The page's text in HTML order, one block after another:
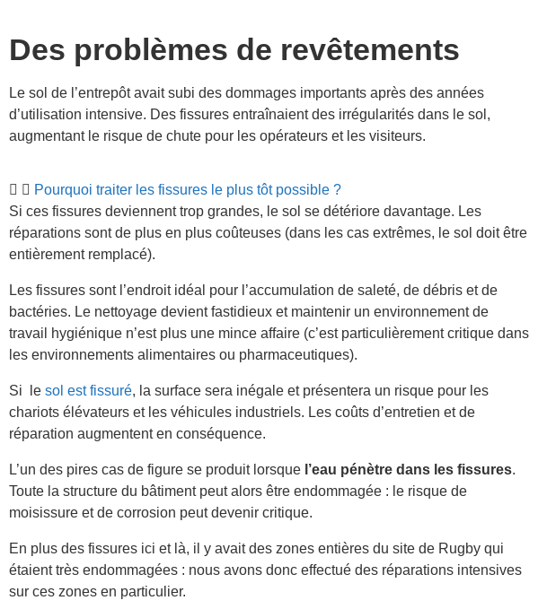
Des problèmes de revêtements​
Le sol de l’entrepôt avait subi des dommages importants après des années
d’utilisation intensive. Des fissures entraînaient des irrégularités dans le sol,
augmentant le risque de chute pour les opérateurs et les visiteurs.
Pourquoi traiter les fissures le plus tôt possible ?
Si ces fissures deviennent trop grandes, le sol se détériore davantage. Les
réparations sont de plus en plus coûteuses (dans les cas extrêmes, le sol doit être
entièrement remplacé).
Les fissures sont l’endroit idéal pour l’accumulation de saleté, de débris et de
bactéries. Le nettoyage devient fastidieux et maintenir un environnement de
travail hygiénique n’est plus une mince affaire (c’est particulièrement critique dans
les environnements alimentaires ou pharmaceutiques).
Si le sol est fissuré, la surface sera inégale et présentera un risque pour les
chariots élévateurs et les véhicules industriels. Les coûts d’entretien et de
réparation augmentent en conséquence.
L’un des pires cas de figure se produit lorsque l’eau pénètre dans les fissures.
Toute la structure du bâtiment peut alors être endommagée : le risque de
moisissure et de corrosion peut devenir critique.
En plus des fissures ici et là, il y avait des zones entières du site de Rugby qui
étaient très endommagées : nous avons donc effectué des réparations intensives
sur ces zones en particulier.